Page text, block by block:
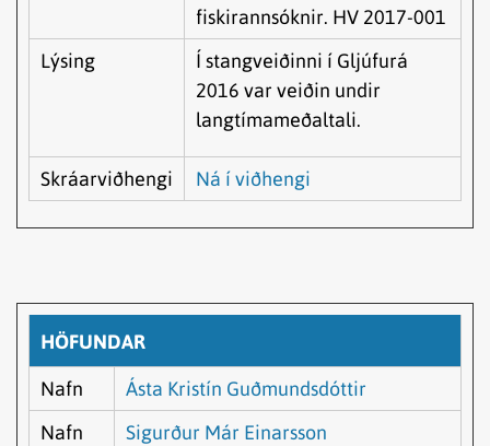
fiskirannsóknir. HV 2017-001
Lýsing
Í stangveiðinni í Gljúfurá
2016 var veiðin undir
langtímameðaltali.
Skráarviðhengi Ná í viðhengi
HÖFUNDAR
Nafn
Ásta Kristín Guðmundsdóttir
Nafn
Sigurður Már Einarsson